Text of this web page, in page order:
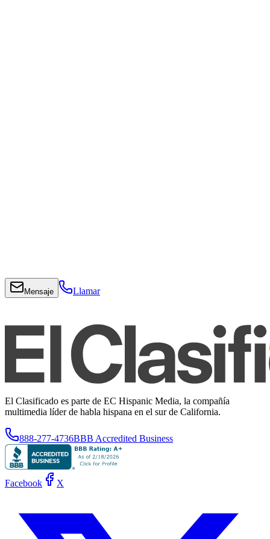
Mensaje Llamar
El Clasificado es parte de EC Hispanic Media, la compañía
multimedia líder de habla hispana en el sur de California.
888-277-4736BBB Accredited Business
Facebook X